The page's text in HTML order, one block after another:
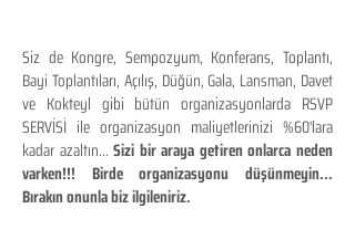
Siz de Kongre, Sempozyum, Konferans, Toplantı,
Bayi Toplantıları, Açılış, Düğün, Gala, Lansman, Davet
ve Kokteyl gibi bütün organizasyonlarda RSVP
SERVİSİ ile organizasyon maliyetlerinizi %60'lara
kadar azaltın...Sizi bir araya getiren onlarca neden
varken!!! Birde organizasyonu düşünmeyin...
Bırakın onunla biz ilgileniriz.